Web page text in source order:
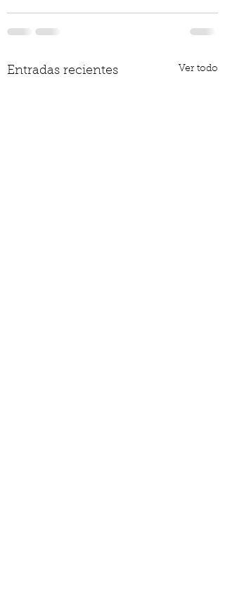
Entradas recientes Ver todo